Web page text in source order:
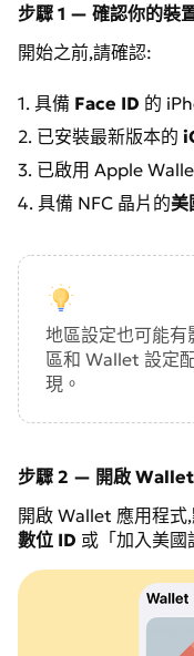
步驟 1 — 確認你的裝
開始之前,請確認:
1. 具備 Face ID 的
2. 已安裝最新版本的
3. 已啟用 Apple
4. 具備 NFC 晶片的美
地區設定也可能
區和 Wallet 設定
現。
步驟 2 — 開啟 Wallet
開啟 Wallet 應用程式
數位 ID 或「加入美國